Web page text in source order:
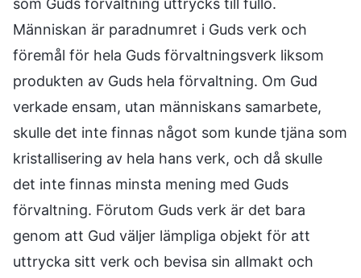
som Guds förvaltning uttrycks till fullo.
Människan är paradnumret i Guds verk och
föremål för hela Guds förvaltningsverk liksom
produkten av Guds hela förvaltning. Om Gud
verkade ensam, utan människans samarbete,
skulle det inte finnas något som kunde tjäna som
kristallisering av hela hans verk, och då skulle
det inte finnas minsta mening med Guds
förvaltning. Förutom Guds verk är det bara
genom att Gud väljer lämpliga objekt för att
uttrycka sitt verk och bevisa sin allmakt och